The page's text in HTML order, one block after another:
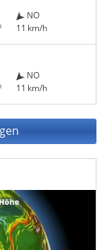
NO
11 km/h
NO
11 km/h